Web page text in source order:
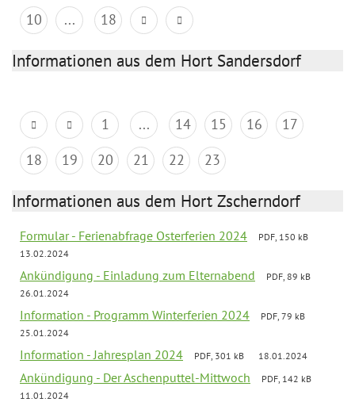
10
... 18
Informationen aus dem Hort Sandersdorf
1 ... 14 15 16
17
18
19 20 21 22 23
Informationen aus dem Hort Zscherndorf
Formular - Ferienabfrage Osterferien 2024
PDF, 150 kB
13.02.2024
Ankündigung - Einladung zum Elternabend
PDF, 89 kB
26.01.2024
Information - Programm Winterferien 2024
PDF, 79 kB
25.01.2024
Information - Jahresplan 2024 PDF, 301 kB 18.01.2024
Ankündigung - Der Aschenputtel-Mittwoch
PDF, 142 kB
11.01.2024